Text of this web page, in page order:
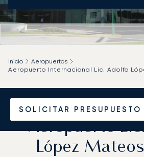
SOLICITAR PRESUPUESTO
Inicio
Aeropuertos
Aeropuerto Internacional Lic. Adolfo
Vuele en Jet
Aeropuerto
López